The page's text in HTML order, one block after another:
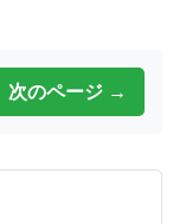
次のページ →